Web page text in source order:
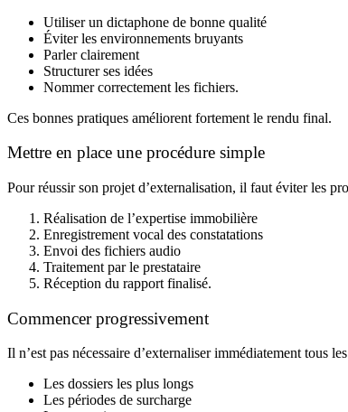
Utiliser un dictaphone de bonne qualité
Éviter les environnements bruyants
Parler clairement
Structurer ses idées
Nommer correctement les fichiers.
Ces bonnes pratiques améliorent fortement le rendu final.
Mettre en place une procédure simple
Pour réussir son projet d’externalisation, il faut éviter les
Réalisation de l’expertise immobilière
Enregistrement vocal des constatations
Envoi des fichiers audio
Traitement par le prestataire
Réception du rapport finalisé.
Commencer progressivement
Il n’est pas nécessaire d’externaliser immédiatement tous
Les dossiers les plus longs
Les périodes de surcharge